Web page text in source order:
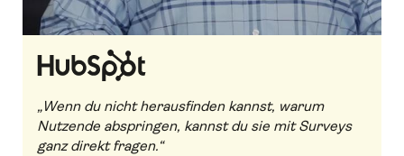
„Wenn du nicht herausfinden kannst, warum
Nutzende abspringen, kannst du sie mit Surveys
ganz direkt fragen.“